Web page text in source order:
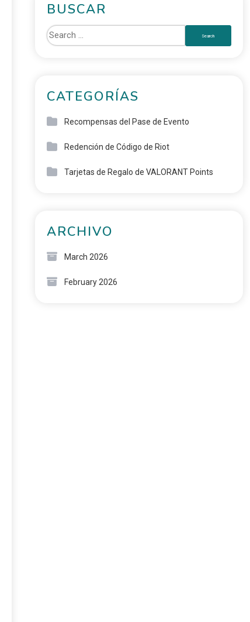
BUSCAR
CATEGORÍAS
Recompensas del Pase de Evento
Redención de Código de Riot
Tarjetas de Regalo de VALORANT Points
ARCHIVO
March 2026
February 2026